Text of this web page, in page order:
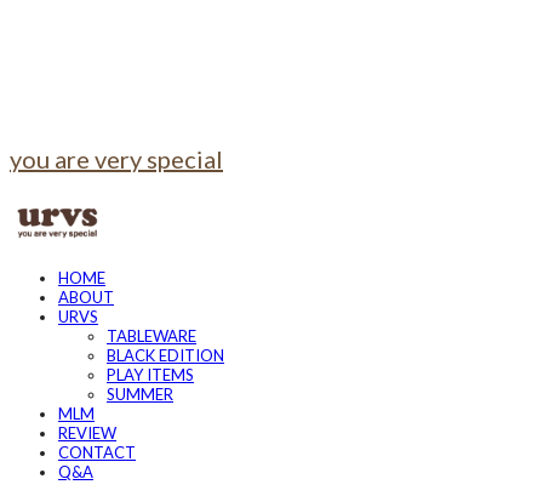
you are very special
HOME
ABOUT
URVS
TABLEWARE
BLACK EDITION
PLAY ITEMS
SUMMER
MLM
REVIEW
CONTACT
Q&A